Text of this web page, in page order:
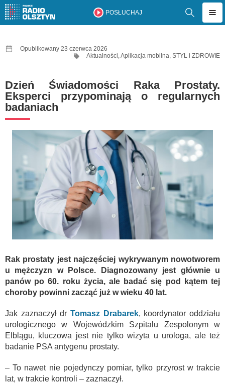
POSŁUCHAJ
Opublikowany 23 czerwca 2026
Aktualności,Aplikacja mobilna, STYL i ZDROWIE
Dzień Świadomości Raka Prostaty.
Eksperci przypominają o regularnych
badaniach
Rak prostaty jest najczęściej wykrywanym nowotworem
u mężczyzn w Polsce. Diagnozowany jest głównie u
panów po 60. roku życia, ale badać się pod kątem tej
choroby powinni zacząć już w wieku 40 lat.
Jak zaznaczył dr Tomasz Drabarek, koordynator oddziału
urologicznego w Wojewódzkim Szpitalu Zespolonym w
Elblągu, kluczowa jest nie tylko wizyta u urologa, ale też
badanie PSA antygenu prostaty.
– To nawet nie pojedynczy pomiar, tylko przyrost w trakcie
lat, w trakcie kontroli – zaznaczył.